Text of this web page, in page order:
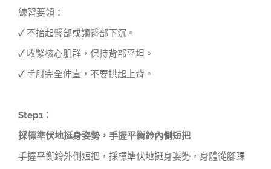
練習要領：
✓ 不抬起臀部或讓臀部下沉。
✓ 收緊核心肌群，保持背部平坦。
✓手肘完全伸直，不要拱起上背。
Step1 ：
採標準伏地挺身姿勢，手握平衡鈴內側短把
手握平衡鈴外側短把，採標準伏地挺身姿勢，身體從腳踝